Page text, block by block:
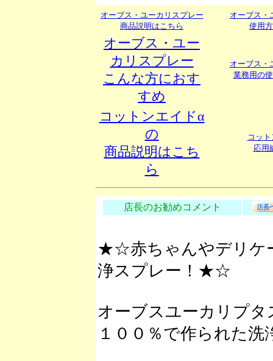
オーブス・ユーカリスプレー
商品説明はこちら
オーブス・
使用
オーブス・ユー
カリスプレー
こんな方におす
すめ
オーブス・
業務用の
コットンエイドα
の
商品説明はこち
ら
コッ
応用
店長のお勧めコメント
★☆赤ちゃんやデリケ
浄スプレー！★☆
オーブスユーカリプ
１００％で作られた洗